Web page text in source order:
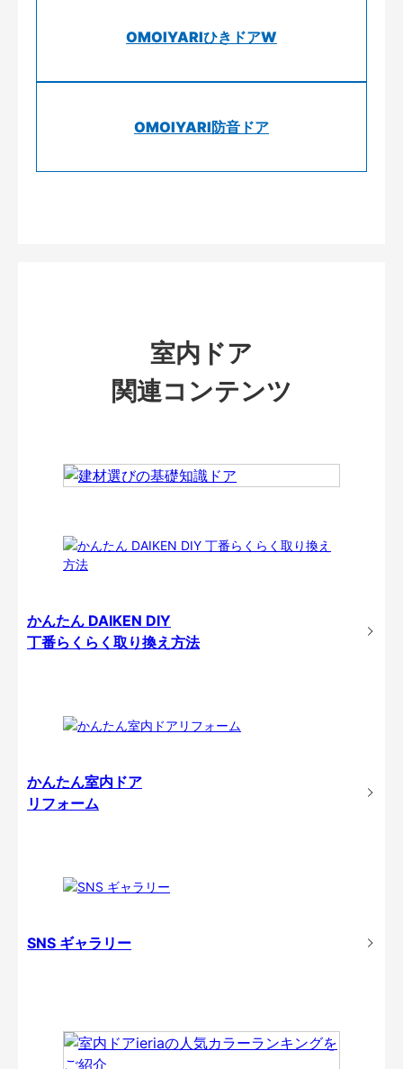
OMOIYARIひきドアW
OMOIYARI防音ドア
室内ドア
関連コンテンツ
かんたん DAIKEN DIY
丁番らくらく取り換え方法
かんたん室内ドア
リフォーム
SNS ギャラリー